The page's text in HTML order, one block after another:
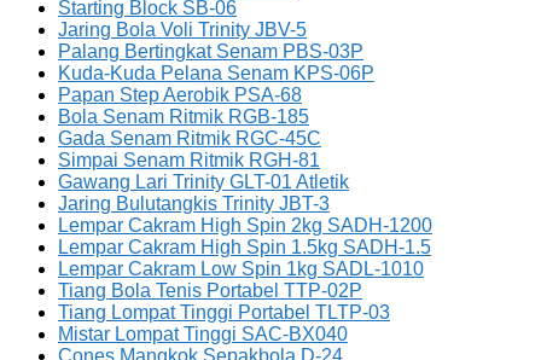
Starting Block SB-06
Jaring Bola Voli Trinity JBV-5
Palang Bertingkat Senam PBS-03P
Kuda-Kuda Pelana Senam KPS-06P
Papan Step Aerobik PSA-68
Bola Senam Ritmik RGB-185
Gada Senam Ritmik RGC-45C
Simpai Senam Ritmik RGH-81
Gawang Lari Trinity GLT-01 Atletik
Jaring Bulutangkis Trinity JBT-3
Lempar Cakram High Spin 2kg SADH-1200
Lempar Cakram High Spin 1.5kg SADH-1.5
Lempar Cakram Low Spin 1kg SADL-1010
Tiang Bola Tenis Portabel TTP-02P
Tiang Lompat Tinggi Portabel TLTP-03
Mistar Lompat Tinggi SAC-BX040
Cones Mangkok Sepakbola D-24